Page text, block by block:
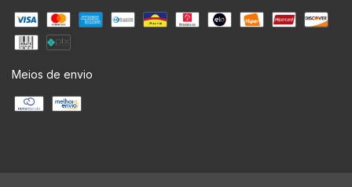
Meios de envio